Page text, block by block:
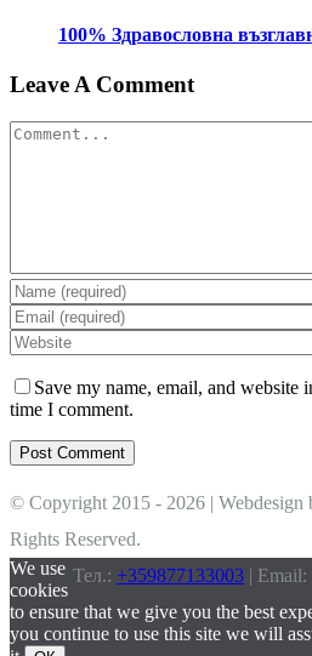
100% Здравословна
Leave A Comment
Comment
Save my name, email, and website
time I comment.
© Copyright 2015 - 2026 | Webdesign
Rights Reserved.
Тел.: +359877133003 | Email:
We use
cookies
to ensure that we give you the best
you continue to use this site we will